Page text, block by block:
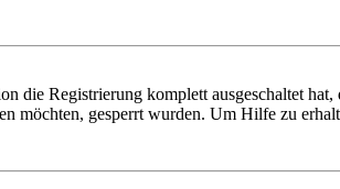
die Registrierung komplett ausgeschaltet
möchten, gesperrt wurden. Um Hilfe zu